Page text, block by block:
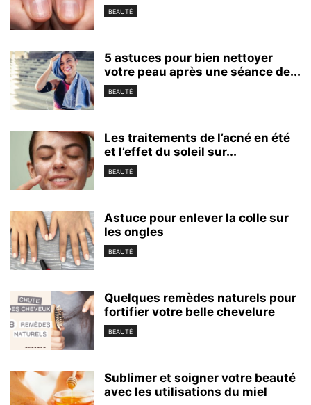
BEAUTÉ
5 astuces pour bien nettoyer
votre peau après une séance de...
BEAUTÉ
Les traitements de l’acné en été
et l’effet du soleil sur...
BEAUTÉ
Astuce pour enlever la colle sur
les ongles
BEAUTÉ
Quelques remèdes naturels pour
fortifier votre belle chevelure
BEAUTÉ
Sublimer et soigner votre beauté
avec les utilisations du miel